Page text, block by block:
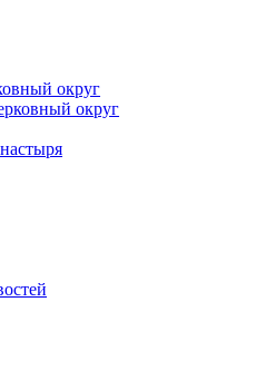
округ
округ